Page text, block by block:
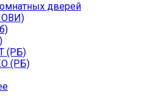
дверей
(РБ)
(РБ)